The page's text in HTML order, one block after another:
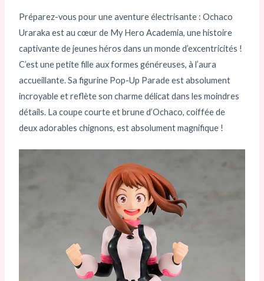
Préparez-vous pour une aventure électrisante : Ochaco
Uraraka est au cœur de My Hero Academia, une histoire
captivante de jeunes héros dans un monde d’excentricités !
C’est une petite fille aux formes généreuses, à l’aura
accueillante. Sa figurine Pop-Up Parade est absolument
incroyable et reflète son charme délicat dans les moindres
détails. La coupe courte et brune d’Ochaco, coiffée de
deux adorables chignons, est absolument magnifique !